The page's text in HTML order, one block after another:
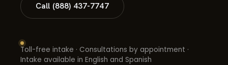
Call (888) 437-7747
Toll-free intake · Consultations by appointment ·
Intake available in English and Spanish